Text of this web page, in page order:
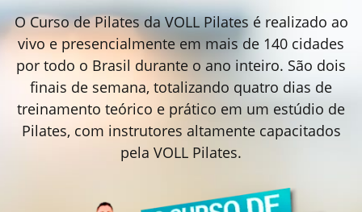
O Curso de Pilates da VOLL Pilates é realizado ao
vivo e presencialmente em mais de 140 cidades
por todo o Brasil durante o ano inteiro. São dois
finais de semana, totalizando quatro dias de
treinamento teórico e prático em um estúdio de
Pilates, com instrutores altamente capacitados
pela VOLL Pilates.